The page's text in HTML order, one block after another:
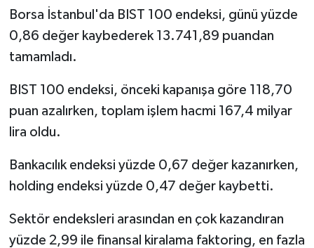
Borsa İstanbul'da BIST 100 endeksi, günü yüzde
0,86 değer kaybederek 13.741,89 puandan
tamamladı.
BIST 100 endeksi, önceki kapanışa göre 118,70
puan azalırken, toplam işlem hacmi 167,4 milyar
lira oldu.
Bankacılık endeksi yüzde 0,67 değer kazanırken,
holding endeksi yüzde 0,47 değer kaybetti.
Sektör endeksleri arasından en çok kazandıran
yüzde 2,99 ile finansal kiralama faktoring, en fazla